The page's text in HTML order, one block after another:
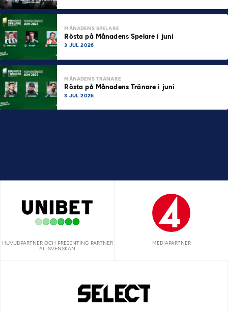
MÅNADENS SPELARE
Rösta på Månadens Spelare i juni
3 JUL 2026
MÅNADENS TRÄNARE
Rösta på Månadens Tränare i juni
3 JUL 2026
HUVUDPARTNER OCH PRESENTING PARTNER
ALLSVENSKAN
MEDIAPARTNER